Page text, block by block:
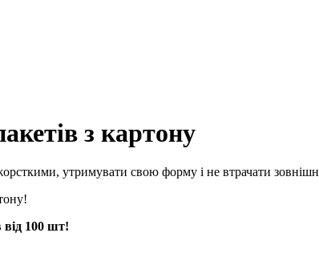
з картону
утримувати свою форму і не втрачати
від 100 шт!